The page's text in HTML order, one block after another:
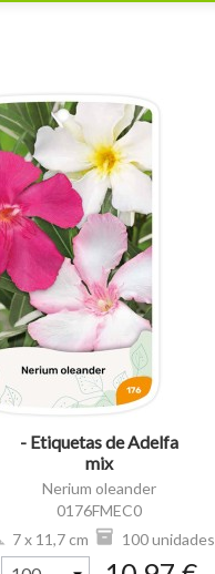
- Etiquetas de Adelfa
mix
Nerium oleander
0176FMEC0
7 x 11,7 cm
100 unidades